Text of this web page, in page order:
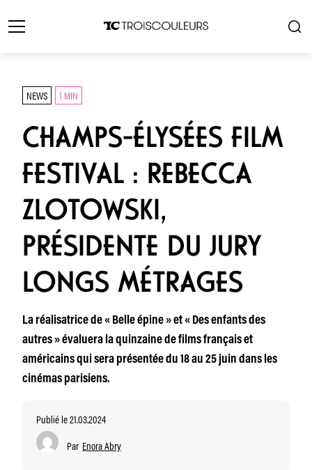
NEWS 1 MIN
CHAMPS-ÉLYSÉES FILM
FESTIVAL : REBECCA
ZLOTOWSKI,
PRÉSIDENTE DU JURY
LONGS MÉTRAGES
La réalisatrice de « Belle épine » et « Des enfants des
autres » évaluera la quinzaine de films français et
américains qui sera présentée du 18 au 25 juin dans les
cinémas parisiens.
Publié le 21.03.2024
Par Enora Abry